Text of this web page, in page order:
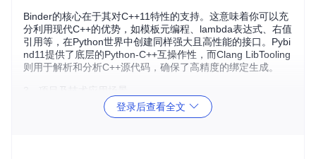
Binder的核心在于其对C++11特性的支持。这意味着你可以充
分利用现代C++的优势，如模板元编程、lambda表达式、右值
引用等，在Python世界中创建同样强大且高性能的接口。Pybi
nd11提供了底层的Python-C++互操作性，而Clang LibTooling
则用于解析和分析C++源代码，确保了高精度的绑定生成。
：研究者可以方便地将高性能的C++计算库封装为
Python模块，方便数据分析和模型验证。
登录后查看全文